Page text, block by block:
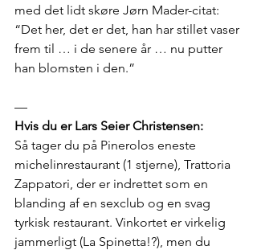
med det lidt skøre Jørn Mader-citat:
“Det her, det er det, han har stillet vaser
frem til … i de senere år … nu putter
han blomsten i den.”
—
Hvis du er Lars Seier Christensen:
Så tager du på Pinerolos eneste
michelinrestaurant (1 stjerne), Trattoria
Zappatori, der er indrettet som en
blanding af en sexclub og en svag
tyrkisk restaurant. Vinkortet er virkelig
jammerligt (La Spinetta!?), men du